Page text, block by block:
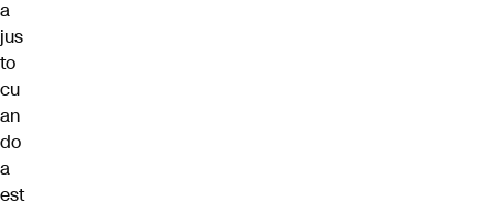
a
jus
to
cu
an
do
a
est